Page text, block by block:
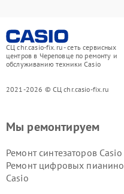
СЦ chr.casio-fix.ru - сеть сервисных
центров в Череповце по ремонту и
обслуживанию техники Casio
2021-2026 © СЦ chr.casio-fix.ru
Мы ремонтируем
Ремонт синтезаторов Casio
Ремонт цифровых пианино
Casio